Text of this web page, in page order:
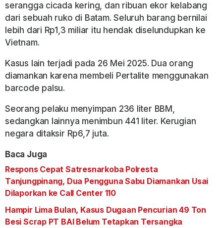
serangga cicada kering, dan ribuan ekor kelabang
dari sebuah ruko di Batam. Seluruh barang bernilai
lebih dari Rp1,3 miliar itu hendak diselundupkan ke
Vietnam.
Kasus lain terjadi pada 26 Mei 2025. Dua orang
diamankan karena membeli Pertalite menggunakan
barcode palsu.
Seorang pelaku menyimpan 236 liter BBM,
sedangkan lainnya menimbun 441 liter. Kerugian
negara ditaksir Rp6,7 juta.
Baca Juga
Respons Cepat Satresnarkoba Polresta
Tanjungpinang, Dua Pengguna Sabu Diamankan Usai
Dilaporkan ke Call Center 110
Hampir Lima Bulan, Kasus Dugaan Pencurian 49 Ton
Besi Scrap PT BAI Belum Tetapkan Tersangka